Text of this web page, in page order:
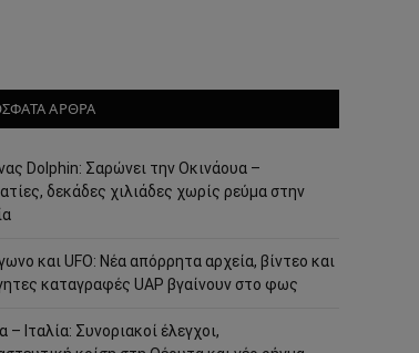
ΑΡΘΡΑ
Dolphin: Σαρώνει την Οκινάουα –
δεκάδες χιλιάδες χωρίς ρεύμα στην
και UFO: Νέα απόρρητα αρχεία, βίντεο και
καταγραφές UAP βγαίνουν στο φως
– Ιταλία: Συνοριακοί έλεγχοι,